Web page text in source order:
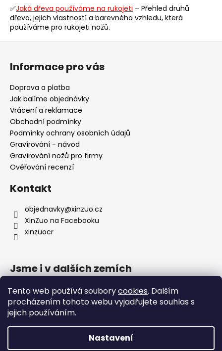
Tento web používá souborycookies. Dalším
procházením tohoto webu vyjadřujete souhlas s
jejich používáním.
Nastavení
ý
p
s
✅Jaká dřeva používáme na rukojeti – Přehled druhů
dřeva, jejich vlastností a barevného vzhledu, která
používáme pro rukojeti nožů.
Informace pro vás
Doprava a platba
Jak balíme objednávky
Vrácení a reklamace
Obchodní podmínky
Podmínky ochrany osobních údajů
Gravírování - návod
Gravírování nožů pro firmy
Ověřování recenzí
Kontakt
objednavky@xinzuo.cz
XinZuo na Facebooku
xinzuocr
Jsme i v dalších zemích